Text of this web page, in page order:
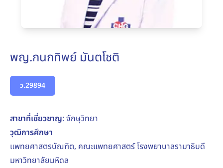
พญ.กนกทิพย์ มันตโชติ
ว.29894
สาขาที่เชี่ยวชาญ: จักษุวิทยา
วุฒิการศึกษา
แพทยศาสตรบัณฑิต, คณะแพทยศาสตร์ โรงพยาบาลรามาธิบดี
มหาวิทยาลัยมหิดล